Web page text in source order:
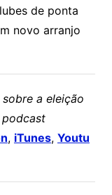
de ponta
novo arranjo
a eleição
podcast
, iTunes, Youtu